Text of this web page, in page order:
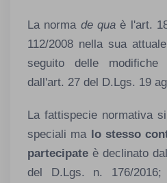
La norma de quaè l'art.
112/2008 nella sua
seguito delle
dall'art. 27 del D.Lgs. 19
La fattispecie normativa
speciali ma lo stesso
partecipate è declinato
del D.Lgs. n. 176/